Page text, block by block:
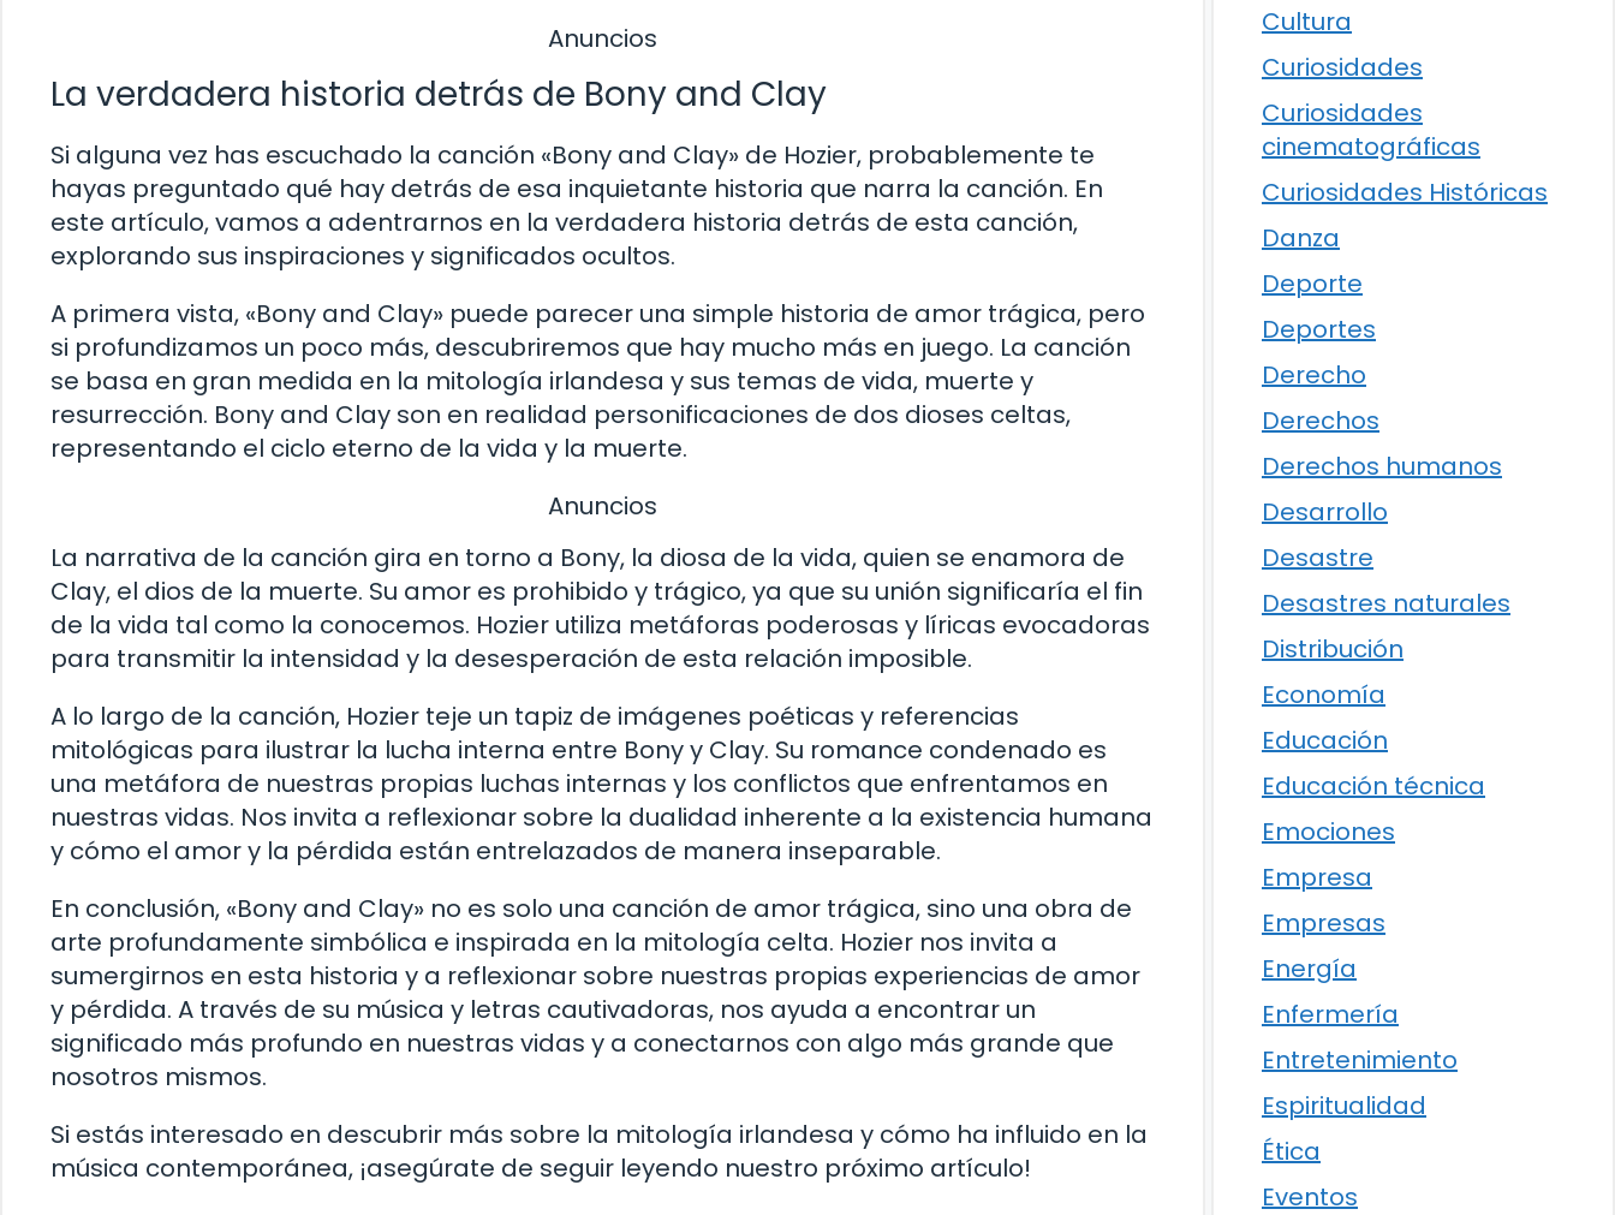
Anuncios
La verdadera historia detrás de Bony and Clay
Si alguna vez has escuchado la canción «Bony and Clay» de Hozier, probablemente te
hayas preguntado qué hay detrás de esa inquietante historia que narra la canción. En
este artículo, vamos a adentrarnos en la verdadera historia detrás de esta canción,
explorando sus inspiraciones y significados ocultos.
A primera vista, «Bony and Clay» puede parecer una simple historia de amor trágica, pero
si profundizamos un poco más, descubriremos que hay mucho más en juego. La canción
se basa en gran medida en la mitología irlandesa y sus temas de vida, muerte y
resurrección. Bony and Clay son en realidad personificaciones de dos dioses celtas,
representando el ciclo eterno de la vida y la muerte.
Anuncios
La narrativa de la canción gira en torno a Bony, la diosa de la vida, quien se enamora de
Clay, el dios de la muerte. Su amor es prohibido y trágico, ya que su unión significaría el fin
de la vida tal como la conocemos. Hozier utiliza metáforas poderosas y líricas evocadoras
para transmitir la intensidad y la desesperación de esta relación imposible.
A lo largo de la canción, Hozier teje un tapiz de imágenes poéticas y referencias
mitológicas para ilustrar la lucha interna entre Bony y Clay. Su romance condenado es
una metáfora de nuestras propias luchas internas y los conflictos que enfrentamos en
nuestras vidas. Nos invita a reflexionar sobre la dualidad inherente a la existencia humana
y cómo el amor y la pérdida están entrelazados de manera inseparable.
En conclusión, «Bony and Clay» no es solo una canción de amor trágica, sino una obra de
arte profundamente simbólica e inspirada en la mitología celta. Hozier nos invita a
sumergirnos en esta historia y a reflexionar sobre nuestras propias experiencias de amor
y pérdida. A través de su música y letras cautivadoras, nos ayuda a encontrar un
significado más profundo en nuestras vidas y a conectarnos con algo más grande que
nosotros mismos.
Si estás interesado en descubrir más sobre la mitología irlandesa y cómo ha influido en la
música contemporánea, ¡asegúrate de seguir leyendo nuestro próximo artículo!
Cultura
Curiosidades
Curiosidades
cinematográficas
Curiosidades Históricas
Danza
Deporte
Deportes
Derecho
Derechos
Derechos humanos
Desarrollo
Desastre
Desastres naturales
Distribución
Economía
Educación
Educación técnica
Emociones
Empresa
Empresas
Energía
Enfermería
Entretenimiento
Espiritualidad
Ética
Eventos